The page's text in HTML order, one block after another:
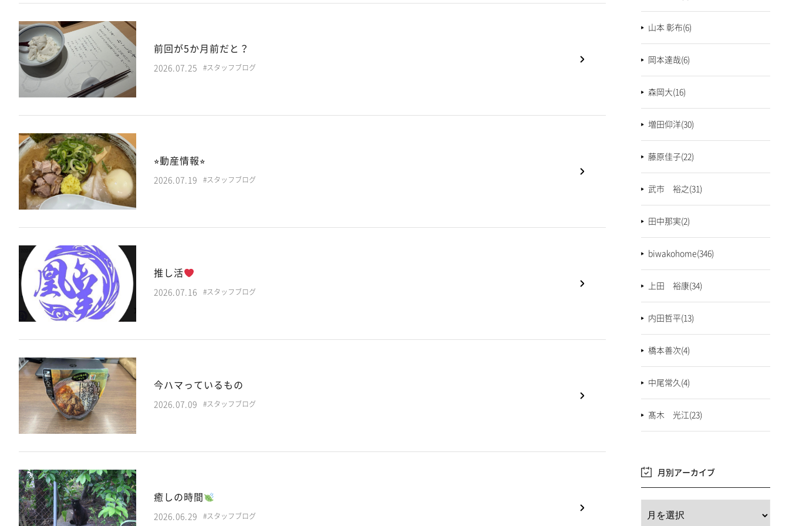
前回が5か月前だと？
2026.07.25 #スタッフブログ
⭐︎動産情報⭐︎
2026.07.19 #スタッフブログ
推し活
2026.07.16 #スタッフブログ
今ハマっているもの
2026.07.09 #スタッフブログ
癒しの時間
2026.06.29 #スタッフブログ
山本 彰布(6)
岡本達哉(6)
森岡大(16)
増田仰洋(30)
藤原佳子(22)
武市 裕之(31)
田中那実(2)
biwakohome(346)
上田 裕康(34)
内田哲平(13)
橋本善次(4)
中尾常久(4)
髙木 光江(23)
月別アーカイブ